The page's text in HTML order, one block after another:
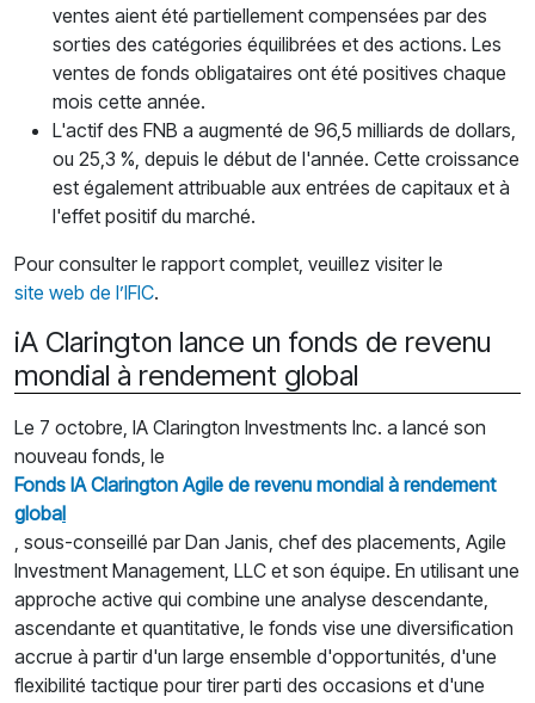
ventes aient été partiellement compensées par des
sorties des catégories équilibrées et des actions. Les
ventes de fonds obligataires ont été positives chaque
mois cette année.
L'actif des FNB a augmenté de 96,5 milliards de dollars,
ou 25,3 %, depuis le début de l'année. Cette croissance
est également attribuable aux entrées de capitaux et à
l'effet positif du marché.
Pour consulter le rapport complet, veuillez visiter le
site web de l’IFIC.
iA Clarington lance un fonds de revenu
mondial à rendement global
Le 7 octobre, IA Clarington Investments Inc. a lancé son
nouveau fonds, le
Fonds IA Clarington Agile de revenu mondial à rendement
global
, sous-conseillé par Dan Janis, chef des placements, Agile
Investment Management, LLC et son équipe. En utilisant une
approche active qui combine une analyse descendante,
ascendante et quantitative, le fonds vise une diversification
accrue à partir d'un large ensemble d'opportunités, d'une
flexibilité tactique pour tirer parti des occasions et d'une